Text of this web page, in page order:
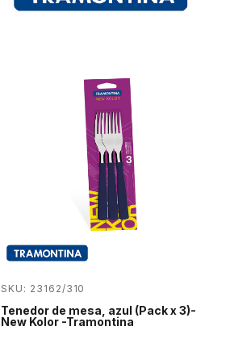
SKU: 23162/310
Tenedor de mesa, azul (Pack x 3)-
New Kolor -Tramontina